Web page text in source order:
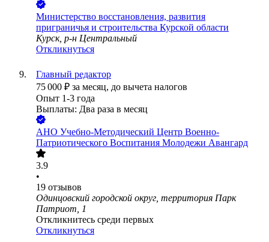
Министерство восстановления, развития
приграничья и строительства Курской области
Курск, р-н Центральный
Откликнуться
Главный редактор
75 000 ₽ за месяц, до вычета налогов
Опыт 1-3 года
Выплаты: Два раза в месяц
АНО Учебно-Методический Центр Военно-
Патриотического Воспитания Молодежи Авангард
3.9
•
19 отзывов
Одинцовский городской округ, территория Парк
Патриот, 1
Откликнитесь среди первых
Откликнуться